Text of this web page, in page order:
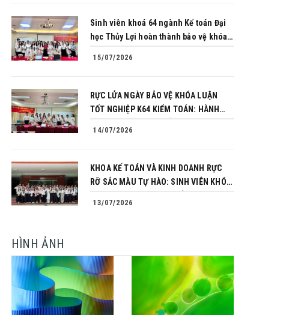
Sinh viên khoá 64 ngành Kế toán Đại
học Thủy Lợi hoàn thành bảo vệ khóa
15/07/2026
RỰC LỬA NGÀY BẢO VỆ KHÓA LUẬN
TỐT NGHIỆP K64 KIỂM TOÁN: HÀNH
14/07/2026
KHOA KẾ TOÁN VÀ KINH DOANH RỰC
RỠ SẮC MÀU TỰ HÀO: SINH VIÊN KHÓA
13/07/2026
HÌNH ẢNH